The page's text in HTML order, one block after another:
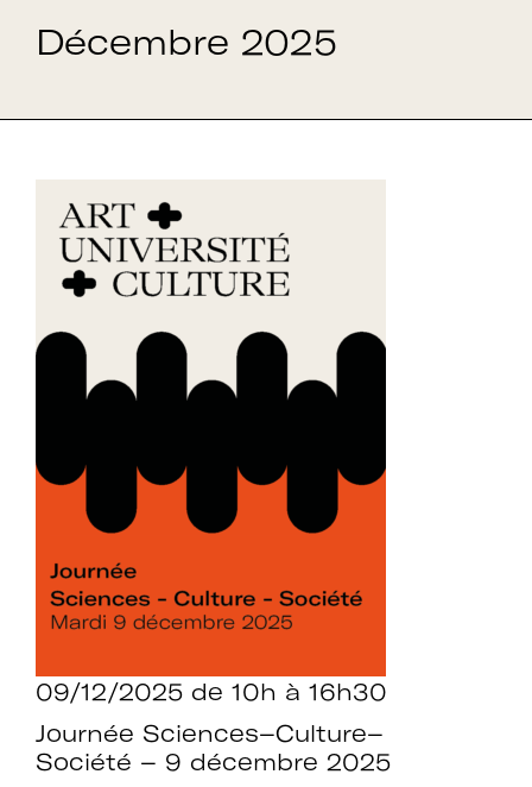
Décembre 2025
09/12/2025 de 10h à 16h30
Journée Sciences–Culture–
Société – 9 décembre 2025